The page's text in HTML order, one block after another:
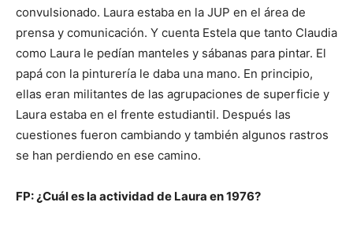
convulsionado. Laura estaba en la JUP en el área de
prensa y comunicación. Y cuenta Estela que tanto Claudia
como Laura le pedían manteles y sábanas para pintar. El
papá con la pinturería le daba una mano. En principio,
ellas eran militantes de las agrupaciones de superficie y
Laura estaba en el frente estudiantil. Después las
cuestiones fueron cambiando y también algunos rastros
se han perdiendo en ese camino.
FP: ¿Cuál es la actividad de Laura en 1976?